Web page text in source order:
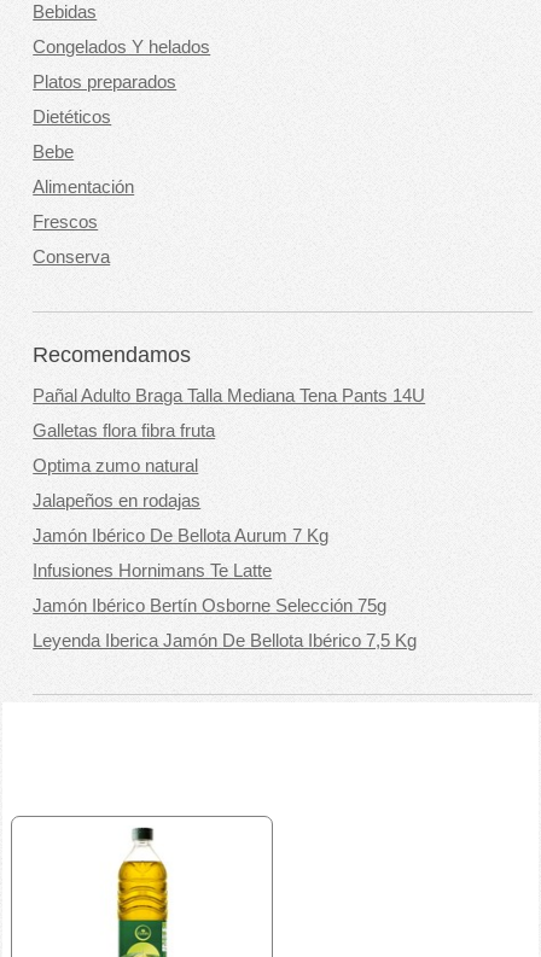
Bebidas
Congelados Y helados
Platos preparados
Dietéticos
Bebe
Alimentación
Frescos
Conserva
Recomendamos
Pañal Adulto Braga Talla Mediana Tena Pants 14U
Galletas flora fibra fruta
Optima zumo natural
Jalapeños en rodajas
Jamón Ibérico De Bellota Aurum 7 Kg
Infusiones Hornimans Te Latte
Jamón Ibérico Bertín Osborne Selección 75g
Leyenda Iberica Jamón De Bellota Ibérico 7,5 Kg